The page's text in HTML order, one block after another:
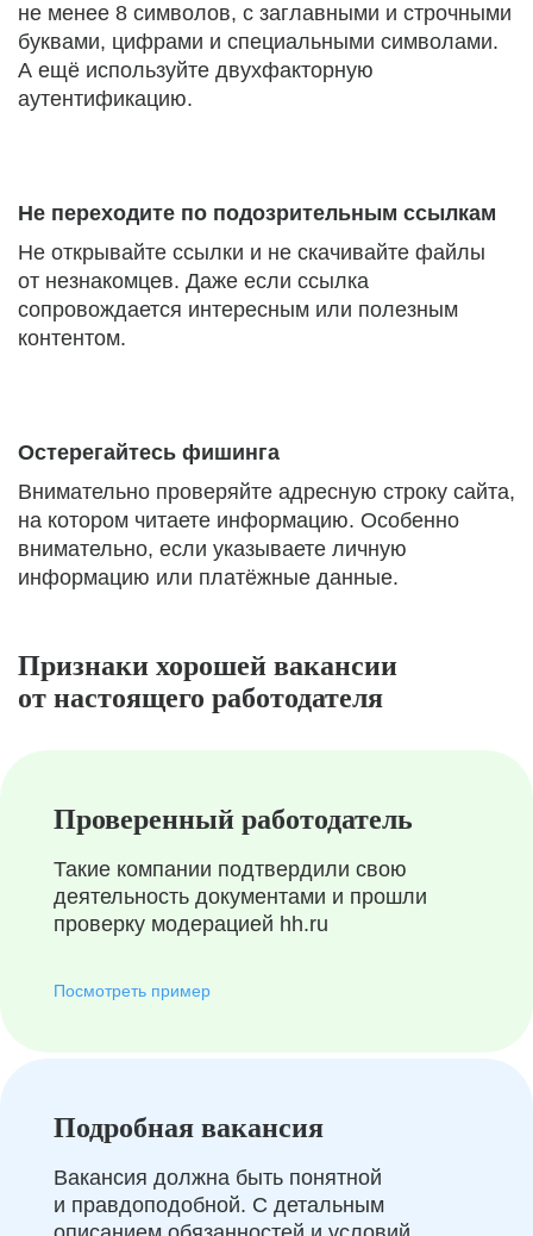
не менее 8 символов, с заглавными и строчными
буквами, цифрами и специальными символами.
А ещё используйте двухфакторную
аутентификацию.
Не переходите по подозрительным ссылкам
Не открывайте ссылки и не скачивайте файлы
от незнакомцев. Даже если ссылка
сопровождается интересным или полезным
контентом.
Остерегайтесь фишинга
Внимательно проверяйте адресную строку сайта,
на котором читаете информацию. Особенно
внимательно, если указываете личную
информацию или платёжные данные.
Признаки хорошей вакансии
от настоящего работодателя
Проверенный работодатель
Такие компании подтвердили свою
деятельность документами и прошли
проверку модерацией hh.ru
Посмотреть пример
Подробная вакансия
Вакансия должна быть понятной
и правдоподобной. С детальным